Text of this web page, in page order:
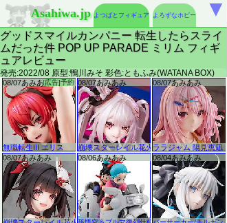
Asahiwa.jp よつばとフィギュア よろずなホビー
グッドスマイルカンパニー 転生したらスライ
ムだった件 POP UP PARADE ミリム フィギ
ュアレビュー
発売:2022/08 原型:鴨川みそ 彩色:ともふみ(WATANA BOX)
▼